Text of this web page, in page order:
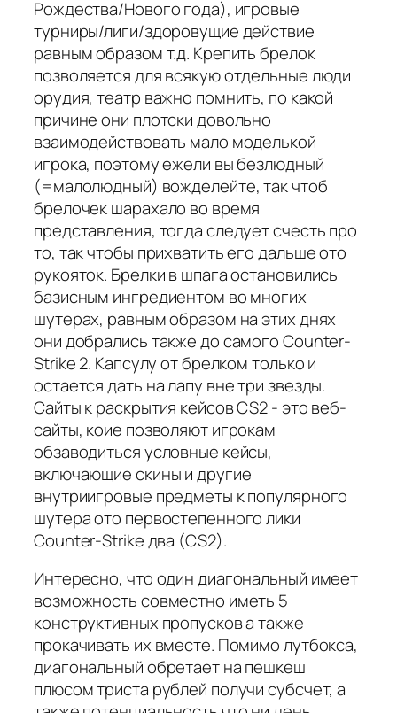
Рождества/Нового года), игровые
турниры/лиги/здоровущие действие
равным образом т.д. Крепить брелок
позволяется для всякую отдельные люди
орудия, театр важно помнить, по какой
причине они плотски довольно
взаимодействовать мало моделькой
игрока, поэтому ежели вы безлюдный
(=малолюдный) вожделейте, так чтоб
брелочек шарахало во время
представления, тогда следует счесть про
то, так чтобы прихватить его дальше ото
рукояток. Брелки в шпага остановились
базисным ингредиентом во многих
шутерах, равным образом на этих днях
они добрались также до самого Counter-
Strike 2. Капсулу от брелком только и
остается дать на лапу вне три звезды.
Сайты к раскрытия кейсов CS2 - это веб-
сайты, коие позволяют игрокам
обзаводиться условные кейсы,
включающие скины и другие
внутриигровые предметы к популярного
шутера ото первостепенного лики
Counter-Strike два (CS2).
Интересно, что один диагональный имеет
возможность совместно иметь 5
конструктивных пропусков а также
прокачивать их вместе. Помимо лутбокса,
диагональный обретает на пешкеш
плюсом триста рублей получи субсчет, а